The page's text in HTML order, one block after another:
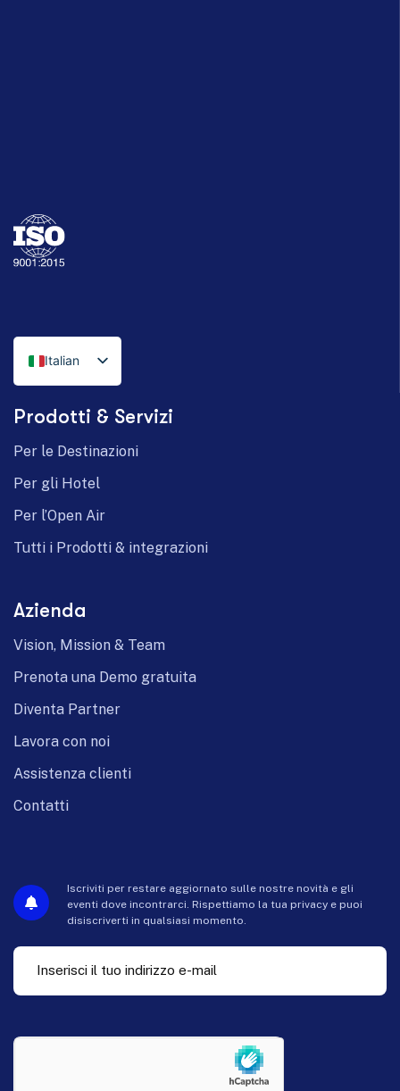
Italian
English
German
Prodotti & Servizi
Per le Destinazioni
Per gli Hotel
Per l’Open Air
Tutti i Prodotti & integrazioni
Azienda
Vision, Mission & Team
Prenota una Demo gratuita
Diventa Partner
Lavora con noi
Assistenza clienti
Contatti
Iscriviti per restare aggiornato sulle nostre novità e gli
eventi dove incontrarci. Rispettiamo la tua privacy e puoi
disiscriverti in qualsiasi momento.